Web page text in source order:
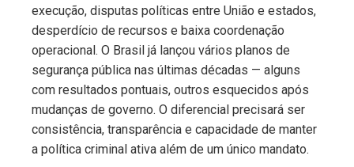
execução, disputas políticas entre União e estados,
desperdício de recursos e baixa coordenação
operacional. O Brasil já lançou vários planos de
segurança pública nas últimas décadas — alguns
com resultados pontuais, outros esquecidos após
mudanças de governo. O diferencial precisará ser
consistência, transparência e capacidade de manter
a política criminal ativa além de um único mandato.